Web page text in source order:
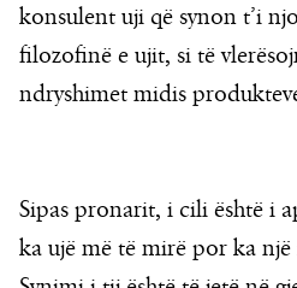
konsulent uji që synon t’i
filozofinë e ujit, si të
ndryshimet midis
Sipas pronarit, i cili është i
ka ujë më të mirë por ka